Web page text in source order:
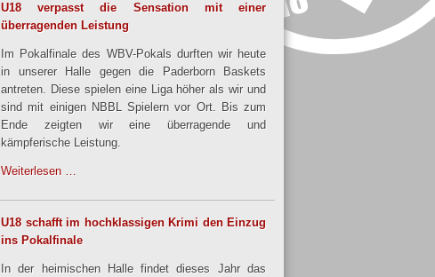
U18 verpasst die Sensation mit einer
überragenden Leistung
Im Pokalfinale des WBV-Pokals durften wir heute
in unserer Halle gegen die Paderborn Baskets
antreten. Diese spielen eine Liga höher als wir und
sind mit einigen NBBL Spielern vor Ort. Bis zum
Ende zeigten wir eine überragende und
kämpferische Leistung.
Weiterlesen …
U18 schafft im hochklassigen Krimi den Einzug
ins Pokalfinale
In der heimischen Halle findet dieses Jahr das